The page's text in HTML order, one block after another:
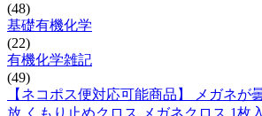
(48)
基礎有機化学
(22)
有機化学雑記
(49)
【ネコポス便対応可能商品】 メガネが